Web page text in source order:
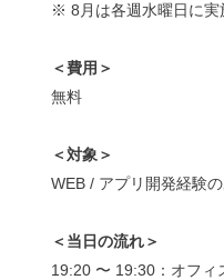
※ 8月は各週水曜日に
＜費用＞
無料
＜対象＞
WEB / アプリ開発経験
＜当日の流れ＞
19:20 〜 19:30：オフィ